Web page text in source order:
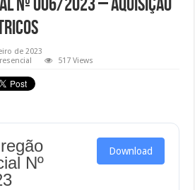
de 2023
517 Views
Nº
Download